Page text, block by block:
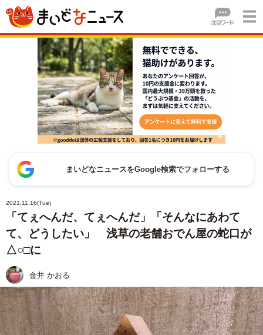
まいどなニュースをGoogle検索でフォローする
2021.11.16(Tue)
「てぇへんだ、てぇへんだ」「そんなにあわて
て、どうしたい」 浅草の老舗おでん屋の蛇口が
△○□に
金井 かおる